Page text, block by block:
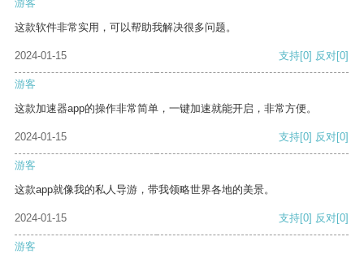
游客
这款软件非常实用，可以帮助我解决很多问题。
2024-01-15 支持[0] 反对[0]
游客
这款加速器app的操作非常简单，一键加速就能开启，非常方便。
2024-01-15 支持[0] 反对[0]
游客
这款app就像我的私人导游，带我领略世界各地的美景。
2024-01-15 支持[0] 反对[0]
游客